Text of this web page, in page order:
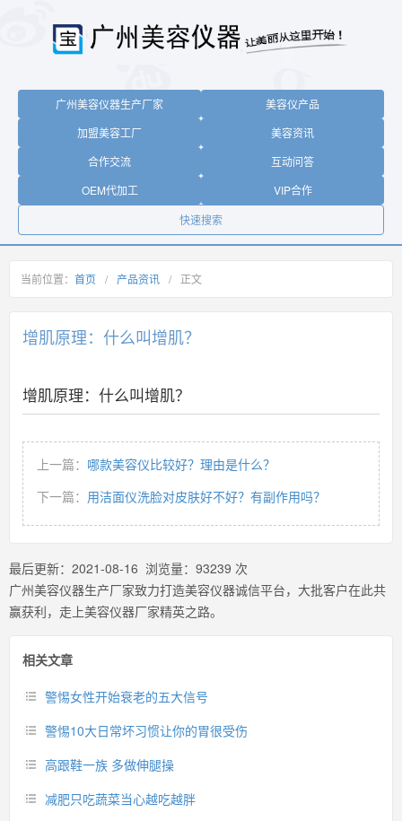
广州美容仪器生产厂家
美容仪产品
加盟美容工厂
美容资讯
合作交流
互动问答
OEM代加工
VIP合作
快速搜索
当前位置： 首页 / 产品资讯 / 正文
增肌原理：什么叫增肌？
增肌原理：什么叫增肌？
上一篇： 哪款美容仪比较好？理由是什么？
下一篇： 用洁面仪洗脸对皮肤好不好？有副作用吗？
最后更新： 2021-08-16 浏览量： 93239 次
广州美容仪器生产厂家致力打造美容仪器诚信平台，大批客户在此共
赢获利，走上美容仪器厂家精英之路。
相关文章
警惕女性开始衰老的五大信号
警惕10大日常坏习惯让你的胃很受伤
高跟鞋一族 多做伸腿操
减肥只吃蔬菜当心越吃越胖